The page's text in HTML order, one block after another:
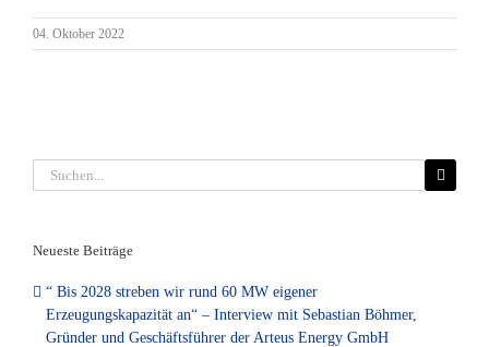
04. Oktober 2022
Suche
nach:
Neueste Beiträge
“ Bis 2028 streben wir rund 60 MW eigener
Erzeugungskapazität an“ – Interview mit Sebastian Böhmer,
Gründer und Geschäftsführer der Arteus Energy GmbH